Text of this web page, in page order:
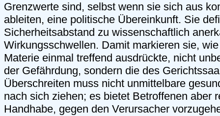
Grenzwerte sind, selbst wenn sie sich aus
ableiten, eine politische Übereinkunft. Sie
Sicherheitsabstand zu wissenschaftlich
Wirkungsschwellen. Damit markieren sie,
Materie einmal treffend ausdrückte, nicht
der Gefährdung, sondern die des
Überschreiten muss nicht unmittelbare
nach sich ziehen; es bietet Betroffenen aber
Handhabe, gegen den Verursacher